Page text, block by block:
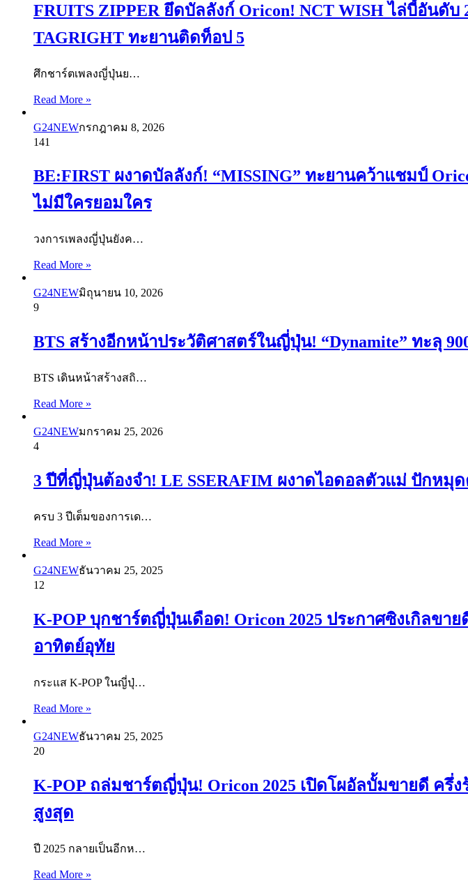
FRUITS ZIPPER ยึดบัลลังก์ Oricon! NCT WISH ไล่บี้อันดั
TAGRIGHT ทะยานติดท็อป 5
ศึกชาร์ตเพลงญี่ปุ่นย…
Read More »
G24NEWกรกฎาคม 8, 2026
141
BE:FIRST ผงาดบัลลังก์! “MISSING” ทะยานคว้าแชมป์
ไม่มีใครยอมใคร
วงการเพลงญี่ปุ่นยังค…
Read More »
G24NEWมิถุนายน 10, 2026
9
BTS สร้างอีกหน้าประวัติศาสตร์ในญี่ปุ่น! “Dynamite” ทะลุ
BTS เดินหน้าสร้างสถิ…
Read More »
G24NEWมกราคม 25, 2026
4
3 ปีที่ญี่ปุ่นต้องจำ! LE SSERAFIM ผงาดไอดอลตัวแม่ ปักห
ครบ 3 ปีเต็มของการเด…
Read More »
G24NEWธันวาคม 25, 2025
12
K-POP บุกชาร์ตญี่ปุ่นเดือด! Oricon 2025 ประกาศซิงเกิลขา
อาทิตย์อุทัย
กระแส K-POP ในญี่ปุ่…
Read More »
G24NEWธันวาคม 25, 2025
20
K-POP ถล่มชาร์ตญี่ปุ่น! Oricon 2025 เปิดโผอัลบั้มขายดี ครึ่
สูงสุด
ปี 2025 กลายเป็นอีกห…
Read More »